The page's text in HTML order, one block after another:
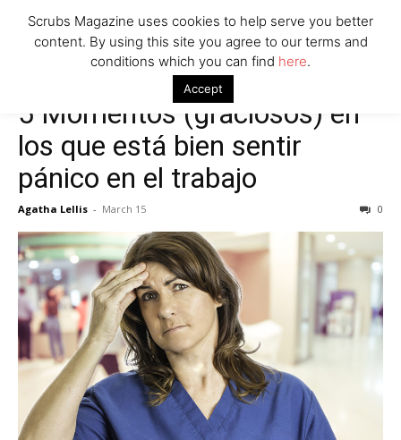
5 Momentos (graciosos) en
los que está bien sentir
pánico en el trabajo
Agatha Lellis - March 15 0
Scrubs Magazine uses cookies to help serve you better
content. By using this site you agree to our terms and
conditions which you can find here.
Accept